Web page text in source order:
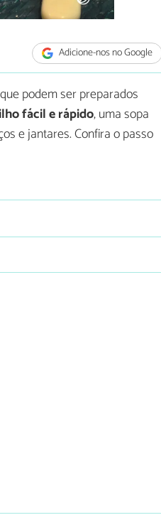
Adicione-nos no Google
podem ser preparados
fácil e rápido, uma sopa
e jantares. Confira o passo